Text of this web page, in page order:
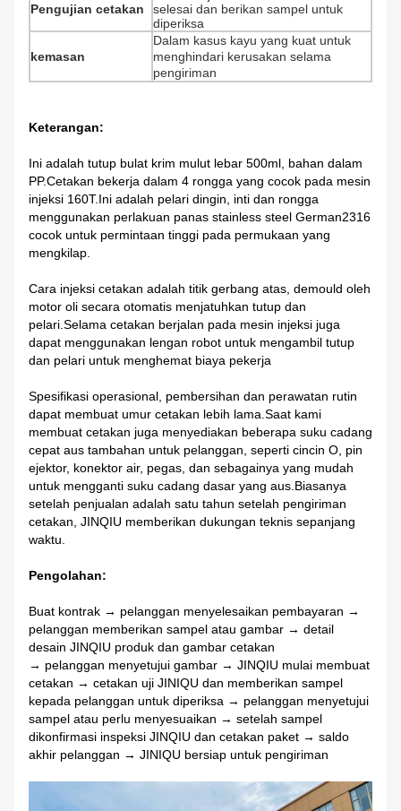
Pengujian cetakan
selesai dan berikan sampel untuk
diperiksa
kemasan
Dalam kasus kayu yang kuat untuk
menghindari kerusakan selama
pengiriman
Keterangan:
Ini adalah tutup bulat krim mulut lebar 500ml, bahan dalam
PP.Cetakan bekerja dalam 4 rongga yang cocok pada mesin
injeksi 160T.Ini adalah pelari dingin, inti dan rongga
menggunakan perlakuan panas stainless steel German2316
cocok untuk permintaan tinggi pada permukaan yang
mengkilap.
Cara injeksi cetakan adalah titik gerbang atas, demould oleh
motor oli secara otomatis menjatuhkan tutup dan
pelari.Selama cetakan berjalan pada mesin injeksi juga
dapat menggunakan lengan robot untuk mengambil tutup
dan pelari untuk menghemat biaya pekerja
Spesifikasi operasional, pembersihan dan perawatan rutin
dapat membuat umur cetakan lebih lama.Saat kami
membuat cetakan juga menyediakan beberapa suku cadang
cepat aus tambahan untuk pelanggan, seperti cincin O, pin
ejektor, konektor air, pegas, dan sebagainya yang mudah
untuk mengganti suku cadang dasar yang aus.Biasanya
setelah penjualan adalah satu tahun setelah pengiriman
cetakan, JINQIU memberikan dukungan teknis sepanjang
waktu.
Pengolahan:
Buat kontrak → pelanggan menyelesaikan pembayaran →
pelanggan memberikan sampel atau gambar → detail
desain JINQIU produk dan gambar cetakan
→ pelanggan menyetujui gambar → JINQIU mulai membuat
cetakan → cetakan uji JINIQU dan memberikan sampel
kepada pelanggan untuk diperiksa → pelanggan menyetujui
sampel atau perlu menyesuaikan → setelah sampel
dikonfirmasi inspeksi JINQIU dan cetakan paket → saldo
akhir pelanggan → JINIQU bersiap untuk pengiriman